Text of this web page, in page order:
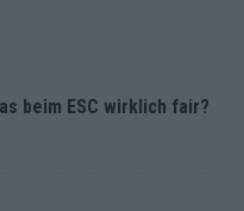
beim ESC wirklich fair?